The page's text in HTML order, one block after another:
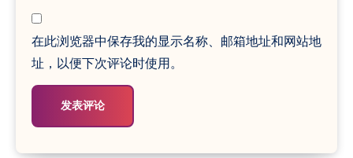
在此浏览器中保存我的显示名称、邮箱地址和网站地
址，以便下次评论时使用。